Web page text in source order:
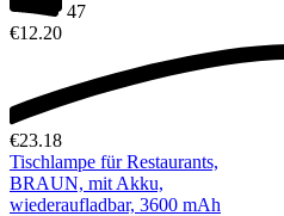
47
€12.20
€23.18
Tischlampe für Restaurants,
BRAUN, mit Akku,
wiederaufladbar, 3600 mAh